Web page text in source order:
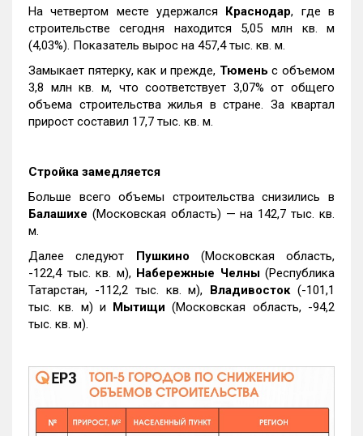
На четвертом месте удержался Краснодар, где в
строительстве сегодня находится 5,05 млн кв. м
(4,03%). Показатель вырос на 457,4 тыс. кв. м.
Замыкает пятерку, как и прежде, Тюмень с объемом
3,8 млн кв. м, что соответствует 3,07% от общего
объема строительства жилья в стране. За квартал
прирост составил 17,7 тыс. кв. м.
Стройка замедляется
Больше всего объемы строительства снизились в
Балашихе (Московская область) — на 142,7 тыс. кв.
м.
Далее следуют Пушкино (Московская область,
-122,4 тыс. кв. м), Набережные Челны(Республика
Татарстан, -112,2 тыс. кв. м), Владивосток(-101,1
тыс. кв. м) и Мытищи (Московская область, -94,2
тыс. кв. м).